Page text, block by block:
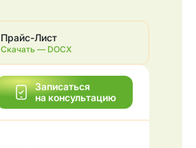
Прайс-Лист
Скачать — DOCX
Записаться
на консультацию